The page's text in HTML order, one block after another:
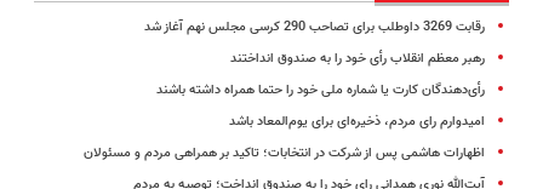
رقابت 3269 داوطلب برای تصاحب 290 کرسی مجلس نهم آغاز شد
رهبر معظم‌ انقلاب‌ رأی خود را به صندوق انداختند
رأی‌دهندگان کارت یا شماره ملی خود را حتما همراه داشته باشند
امیدوارم رای مردم، ذخیره‌ای برای یوم‌المعاد باشد
اظهارات هاشمی پس از شرکت در انتخابات؛ تاکید بر همراهی مردم و مسئولان
آیت‌الله نوری همدانی رای خود را به صندوق انداخت؛ توصیه به مردم